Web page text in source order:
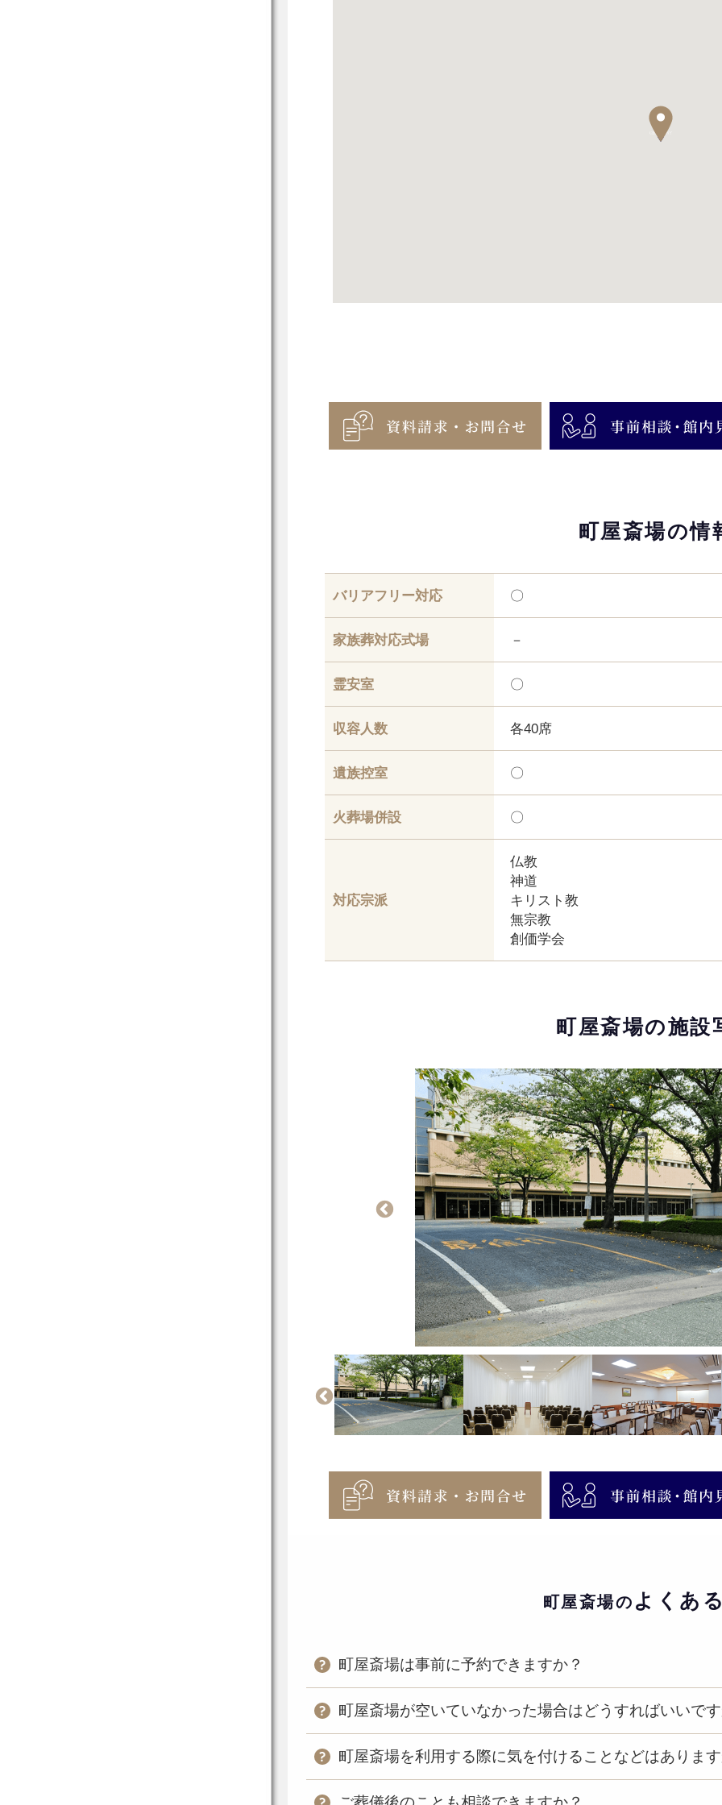
町屋斎場の情
バリアフリー対応 〇
家族葬対応式場 －
霊安室 〇
収容人数 各40席
遺族控室 〇
火葬場併設 〇
対応宗派
仏教
神道
キリスト教
無宗教
創価学会
町屋斎場の施設
町屋斎場の よくあ
町屋斎場は事前に予約できますか？
町屋斎場が空いていなかった場合はどうすればいいで
町屋斎場を利用する際に気を付けることなどはありま